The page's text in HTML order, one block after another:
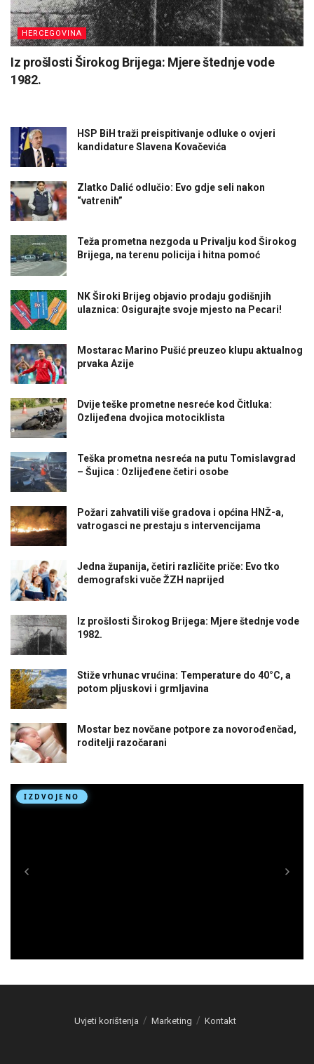
HERCEGOVINA
Iz prošlosti Širokog Brijega: Mjere štednje vode
1982.
HSP BiH traži preispitivanje odluke o ovjeri
kandidature Slavena Kovačevića
Zlatko Dalić odlučio: Evo gdje seli nakon
“vatrenih”
Teža prometna nezgoda u Privalju kod Širokog
Brijega, na terenu policija i hitna pomoć
NK Široki Brijeg objavio prodaju godišnjih
ulaznica: Osigurajte svoje mjesto na Pecari!
Mostarac Marino Pušić preuzeo klupu aktualnog
prvaka Azije
Dvije teške prometne nesreće kod Čitluka:
Ozlijeđena dvojica motociklista
Teška prometna nesreća na putu Tomislavgrad
– Šujica : Ozlijeđene četiri osobe
Požari zahvatili više gradova i općina HNŽ-a,
vatrogasci ne prestaju s intervencijama
Jedna županija, četiri različite priče: Evo tko
demografski vuče ŽZH naprijed
Iz prošlosti Širokog Brijega: Mjere štednje vode
1982.
Stiže vrhunac vrućina: Temperature do 40°C, a
potom pljuskovi i grmljavina
Mostar bez novčane potpore za novorođenčad,
roditelji razočarani
Uvjeti korištenja Marketing Kontakt